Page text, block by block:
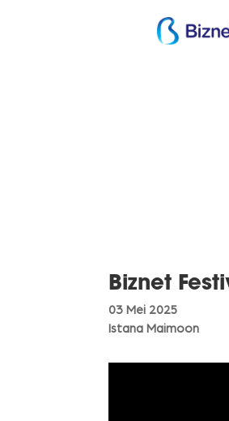
Biznet
03 Mei 2025
Istana Maimoon